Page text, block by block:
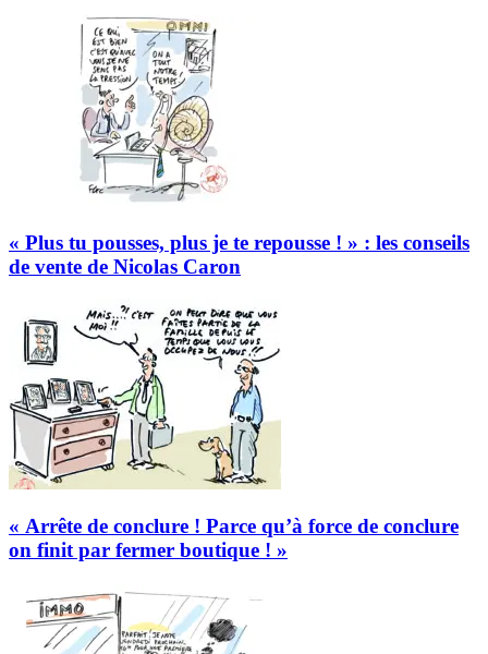
« Plus tu pousses, plus je te repousse ! » : les conseils
de vente de Nicolas Caron
« Arrête de conclure ! Parce qu’à force de conclure
on finit par fermer boutique ! »